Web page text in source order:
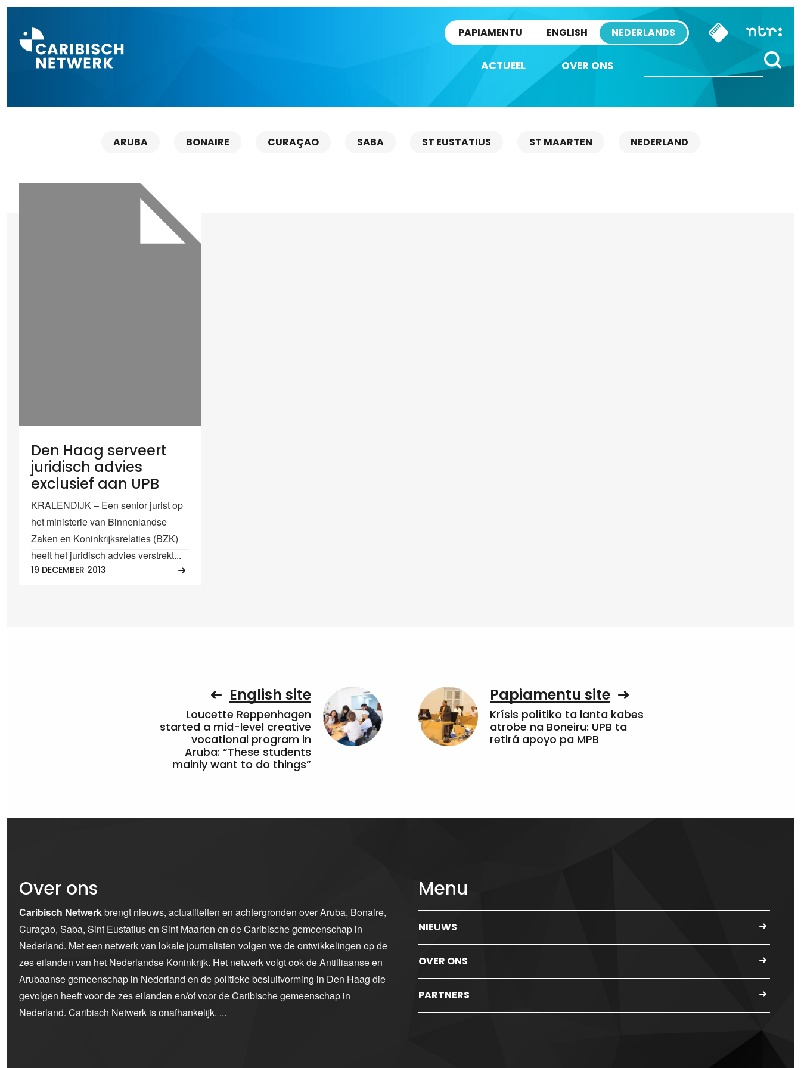
PAPIAMENTU ENGLISH NEDERLANDS
ACTUEEL OVER ONS
ARUBA BONAIRE CURAÇAO SABA ST EUSTATIUS ST MAARTEN NEDERLAND
Den Haag serveert
juridisch advies
exclusief aan UPB
KRALENDIJK – Een senior jurist op
het ministerie van Binnenlandse
Zaken en Koninkrijksrelaties (BZK)
heeft het juridisch advies verstrekt...
19 DECEMBER 2013
English site
Loucette Reppenhagen
started a mid-level creative
vocational program in
Aruba: “These students
mainly want to do things”
Papiamentu site
Krísis polítiko ta lanta kabes
atrobe na Boneiru: UPB ta
retirá apoyo pa MPB
Over ons
Caribisch Netwerkbrengt nieuws, actualiteiten en achtergronden over Aruba, Bonaire,
Curaçao, Saba, Sint Eustatius en Sint Maarten en de Caribische gemeenschap in
Nederland. Met een netwerk van lokale journalisten volgen we de ontwikkelingen op de
zes eilanden van het Nederlandse Koninkrijk. Het netwerk volgt ook de Antilliaanse en
Arubaanse gemeenschap in Nederland en de politieke besluitvorming in Den Haag die
gevolgen heeft voor de zes eilanden en/of voor de Caribische gemeenschap in
Nederland. Caribisch Netwerk is onafhankelijk. ...
Menu
NIEUWS
OVER ONS
PARTNERS